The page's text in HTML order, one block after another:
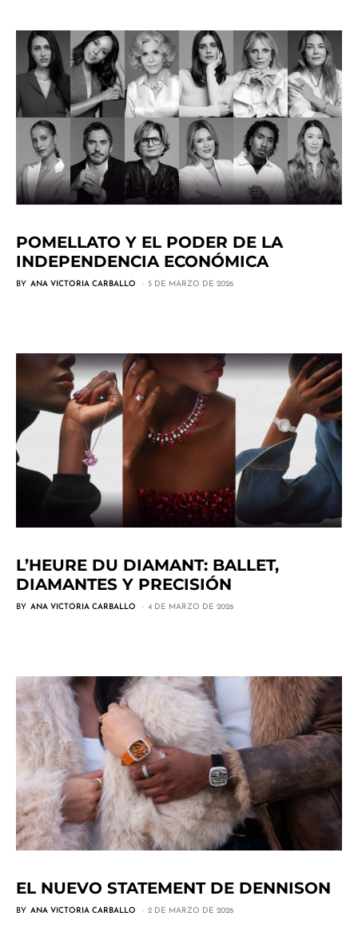
POMELLATO Y EL PODER DE LA
INDEPENDENCIA ECONÓMICA
BY ANA VICTORIA CARBALLO 5 DE MARZO DE 2026
L’HEURE DU DIAMANT: BALLET,
DIAMANTES Y PRECISIÓN
BY ANA VICTORIA CARBALLO 4 DE MARZO DE 2026
EL NUEVO STATEMENT DE DENNISON
BY ANA VICTORIA CARBALLO 2 DE MARZO DE 2026